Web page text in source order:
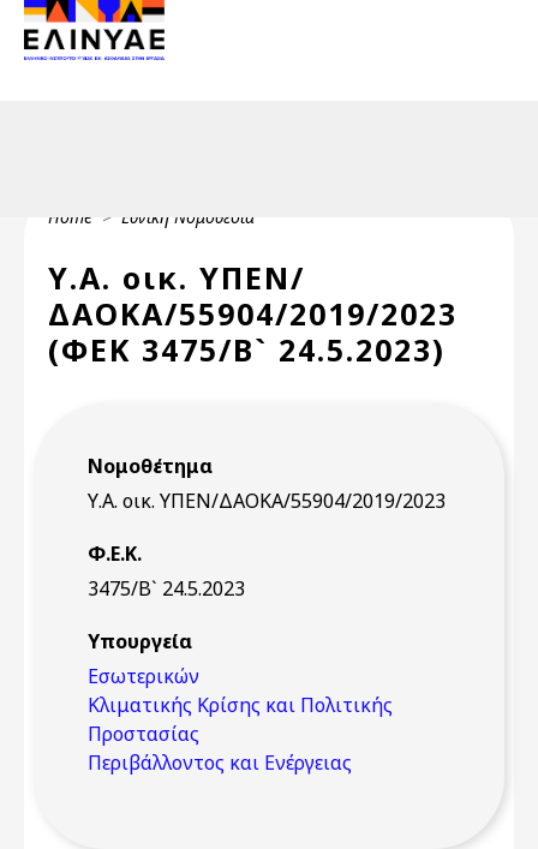
Skip to main content
Header Top 2
Header Top
Breadcrumb
Home Εθνική Νομοθεσία
Υ.Α. οικ. ΥΠΕΝ/
ΔΑΟΚΑ/55904/2019/2023
(ΦΕΚ 3475/Β` 24.5.2023)
Νομοθέτημα
Υ.Α. οικ. ΥΠΕΝ/ΔΑΟΚΑ/55904/2019/2023
Φ.Ε.Κ.
3475/Β` 24.5.2023
Υπουργεία
Εσωτερικών
Κλιματικής Κρίσης και Πολιτικής
Προστασίας
Περιβάλλοντος και Ενέργειας